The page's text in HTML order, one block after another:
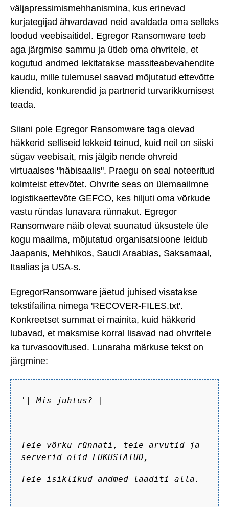
väljapressimismehhanismina, kus erinevad
kurjategijad ähvardavad neid avaldada oma selleks
loodud veebisaitidel. Egregor Ransomware teeb
aga järgmise sammu ja ütleb oma ohvritele, et
kogutud andmed lekitatakse massiteabevahendite
kaudu, mille tulemusel saavad mõjutatud ettevõtte
kliendid, konkurendid ja partnerid turvarikkumisest
teada.
Siiani pole Egregor Ransomware taga olevad
häkkerid selliseid lekkeid teinud, kuid neil on siiski
sügav veebisait, mis jälgib nende ohvreid
virtuaalses "häbisaalis". Praegu on seal noteeritud
kolmteist ettevõtet. Ohvrite seas on ülemaailmne
logistikaettevõte GEFCO, kes hiljuti oma võrkude
vastu ründas lunavara rünnakut. Egregor
Ransomware näib olevat suunatud üksustele üle
kogu maailma, mõjutatud organisatsioone leidub
Jaapanis, Mehhikos, Saudi Araabias, Saksamaal,
Itaalias ja USA-s.
EgregorRansomware jäetud juhised visatakse
tekstifailina nimega 'RECOVER-FILES.txt'.
Konkreetset summat ei mainita, kuid häkkerid
lubavad, et maksmise korral lisavad nad ohvritele
ka turvasoovitused. Lunaraha märkuse tekst on
järgmine:
'| Mis juhtus? |
------------------
Teie võrku rünnati, teie arvutid ja
serverid olid LUKUSTATUD,
Teie isiklikud andmed laaditi alla.
---------------------